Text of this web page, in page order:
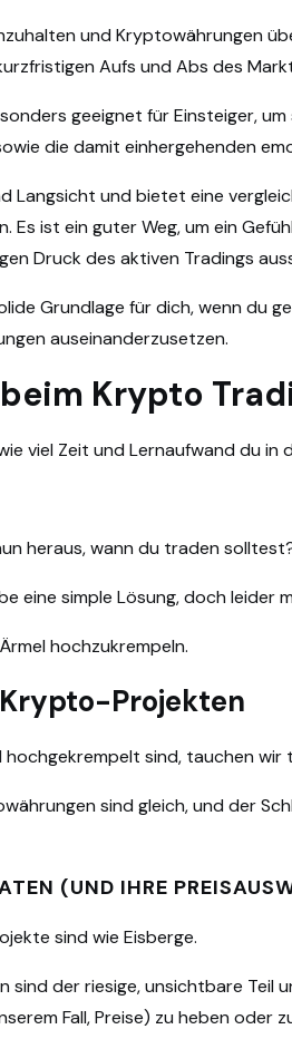
und Kryptowährungen
Aufs und Abs des
geeignet für Einsteiger,
die damit einhergehenden
Langsicht und bietet eine
Es ist ein guter Weg, um ein
Druck des aktiven Tradings
Grundlage für dich, wenn du
auseinanderzusetzen.
Krypto
viel Zeit und Lernaufwand du
heraus, wann du traden
eine simple Lösung, doch leider
hochzukrempeln.
Projekten
sind, tauchen wir
sind gleich, und der
(UND IHRE
sind wie Eisberge.
sind der riesige, unsichtbare Teil
Fall, Preise) zu heben oder